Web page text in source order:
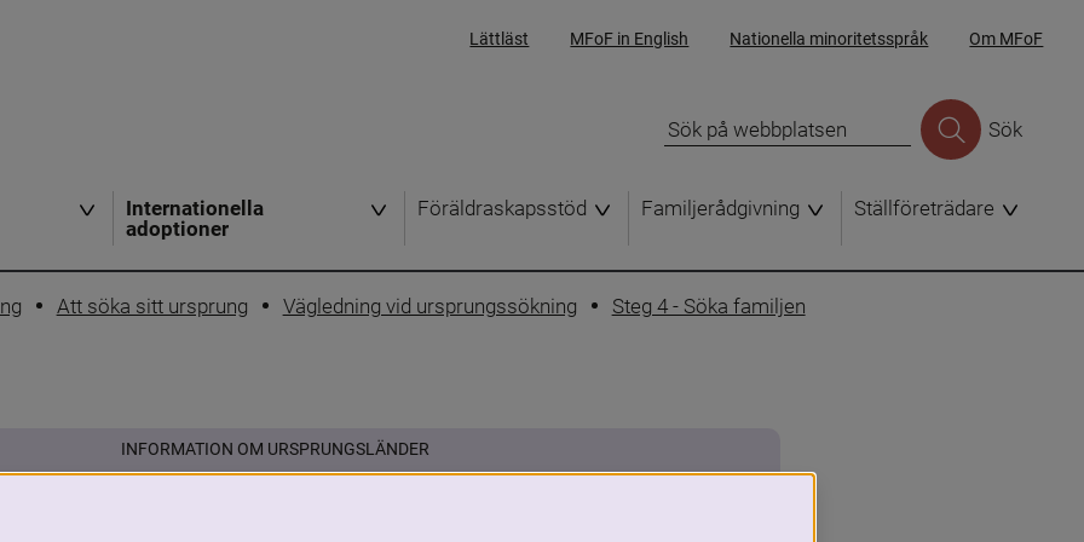
Lättläst MFoF in English Nationella minoritetsspråk Om MFoF
Sök
Internationella
adoptioner
Föräldraskapsstöd Familjerådgivning Ställföreträdare
Att söka sitt ursprung Vägledning vid ursprungssökning
Steg 4 - Söka familjen
INFORMATION OM URSPRUNGSLÄNDER